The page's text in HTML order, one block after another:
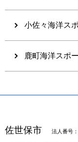
小佐々海洋ス
鹿町海洋スポ
佐世保市 法人番号